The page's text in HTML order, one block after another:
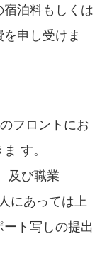
泊料もしくは
申し受けま
フロントにお
す。
及び職業
にあっては上
ト写しの提出